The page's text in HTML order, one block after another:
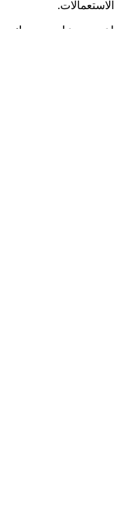
الاستعمالات.
اعتمدي على تجربتك